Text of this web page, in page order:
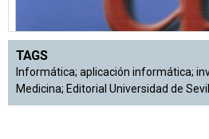
TAGS
Informática; aplicación informática;
Medicina; Editorial Universidad de